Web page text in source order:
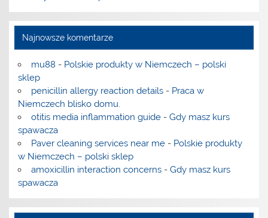
Najnowsze komentarze
mu88 - Polskie produkty w Niemczech – polski
sklep
penicillin allergy reaction details- Praca w
Niemczech blisko domu.
otitis media inflammation guide- Gdy masz kurs
spawacza
Paver cleaning services near me- Polskie produkty
w Niemczech – polski sklep
amoxicillin interaction concerns- Gdy masz kurs
spawacza